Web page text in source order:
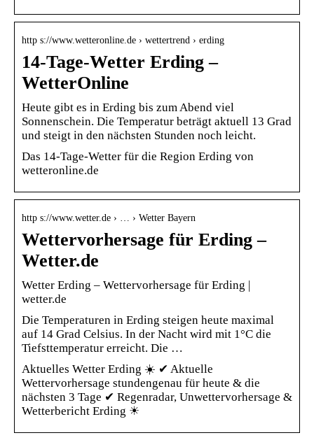
http s://www.wetteronline.de › wettertrend › erding
14-Tage-Wetter Erding –
WetterOnline
Heute gibt es in Erding bis zum Abend viel
Sonnenschein. Die Temperatur beträgt aktuell 13 Grad
und steigt in den nächsten Stunden noch leicht.
Das 14-Tage-Wetter für die Region Erding von
wetteronline.de
http s://www.wetter.de › … › Wetter Bayern
Wettervorhersage für Erding –
Wetter.de
Wetter Erding – Wettervorhersage für Erding |
wetter.de
Die Temperaturen in Erding steigen heute maximal
auf 14 Grad Celsius. In der Nacht wird mit 1°C die
Tiefsttemperatur erreicht. Die …
Aktuelles Wetter Erding ☀️ ✔ Aktuelle
Wettervorhersage stundengenau für heute & die
nächsten 3 Tage ✔ Regenradar, Unwettervorhersage &
Wetterbericht Erding ☀